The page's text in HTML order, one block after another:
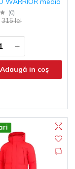
(0)
315 lei
Adaugă in coş